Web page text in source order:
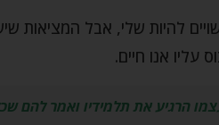
להיות שלי, אבל המציאות
עליו אנו חיים.
הרגיע את תלמידיו ואמר להם